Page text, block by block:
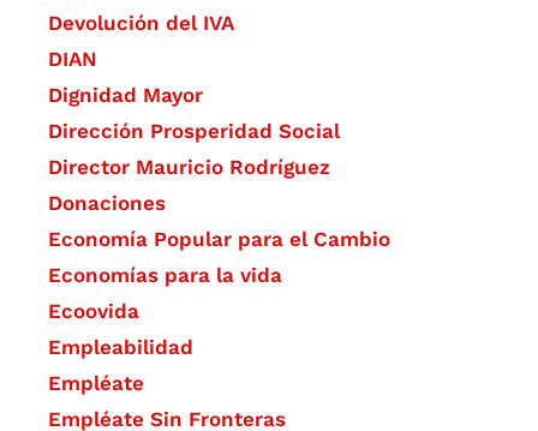
Devolución del IVA
DIAN
Dignidad Mayor
Dirección Prosperidad Social
Director Mauricio Rodríguez
Donaciones
Economía Popular para el Cambio
Economías para la vida
Ecoovida
Empleabilidad
Empléate
Empléate Sin Fronteras